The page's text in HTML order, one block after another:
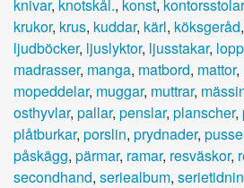
knivar, knotskål., konst, kontorsstolar
krukor, krus, kuddar, kärl, köksgeråd,
ljudböcker, ljuslyktor, ljusstakar,
madrasser, manga, matbord, mattor,
mopeddelar, muggar, muttrar,
osthyvlar, pallar, penslar, planscher,
plåtburkar, porslin, prydnader,
påskägg, pärmar, ramar, resväskor,
secondhand, seriealbum,